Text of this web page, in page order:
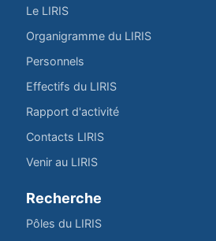
Le LIRIS
Organigramme du LIRIS
Personnels
Effectifs du LIRIS
Rapport d'activité
Contacts LIRIS
Venir au LIRIS
Recherche
Pôles du LIRIS